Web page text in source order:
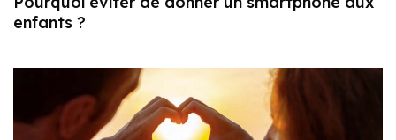
enfants ?